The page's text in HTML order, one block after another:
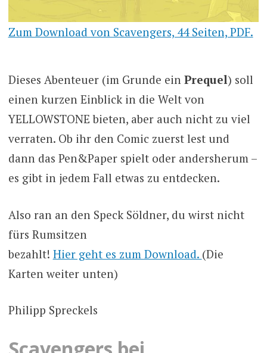
Zum Download von Scavengers, 44 Seiten, PDF.
Dieses Abenteuer (im Grunde ein Prequel) soll
einen kurzen Einblick in die Welt von
YELLOWSTONE bieten, aber auch nicht zu viel
verraten. Ob ihr den Comic zuerst lest und
dann das Pen&Paper spielt oder andersherum –
es gibt in jedem Fall etwas zu entdecken.
Also ran an den Speck Söldner, du wirst nicht
fürs Rumsitzen
bezahlt! Hier geht es zum Download. (Die
Karten weiter unten)
Philipp Spreckels